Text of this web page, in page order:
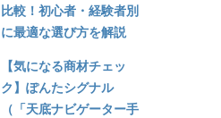
比較！初心者・経験者別
に最適な選び方を解説
【気になる商材チェッ
ク】ぽんたシグナル
（「天底ナビゲーター手